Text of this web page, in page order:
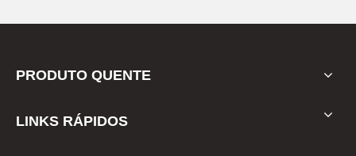
PRODUTO QUENTE
LINKS RÁPIDOS